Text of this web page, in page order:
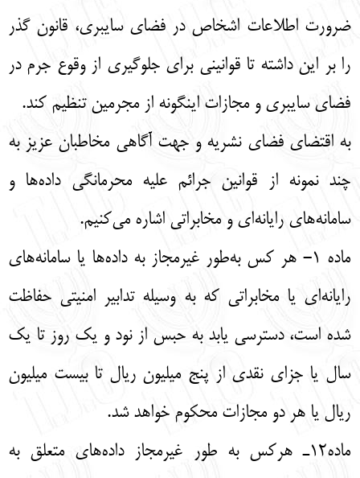
ضرورت اطلاعات اشخاص در فضای سایبری، قانون گذر
را بر این داشته تا قوانینی برای جلوگیری از وقوع جرم در
فضای سایبری و مجازات اینگونه از مجرمین تنظیم کند.
به اقتضای فضای نشریه و جهت آگاهی ‌مخاطبان عزیز به
چند نمونه از قوانین جرائم عليه محرمانگي داده‌ها و
سامانه‌هاي رايانه‌اي و مخابراتي اشاره می‌کنیم.
ماده 1- هر كس به‌طور غيرمجاز به داده‌ها يا سامانه‌هاي
رايانه‌اي يا مخابراتي كه به وسيله ‌تدابير امنيتي حفاظت
شده است، دسترسي يابد به حبس از نود و يك روز تا يك
سال يا جزاي نقدي از پنج ميليون ريال تا بيست ميليون
ريال يا هر دو مجازات محكوم خواهد شد.
ماده12ـ هركس به طور غيرمجاز داده‌هاي متعلق به